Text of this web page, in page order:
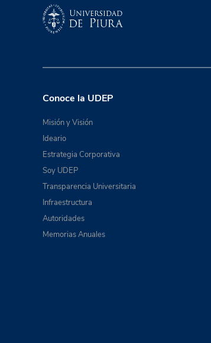
Conoce la UDEP
Misión y Visión
Ideario
Estrategia Corporativa
Soy UDEP
Transparencia Universitaria
Infraestructura
Autoridades
Memorias Anuales